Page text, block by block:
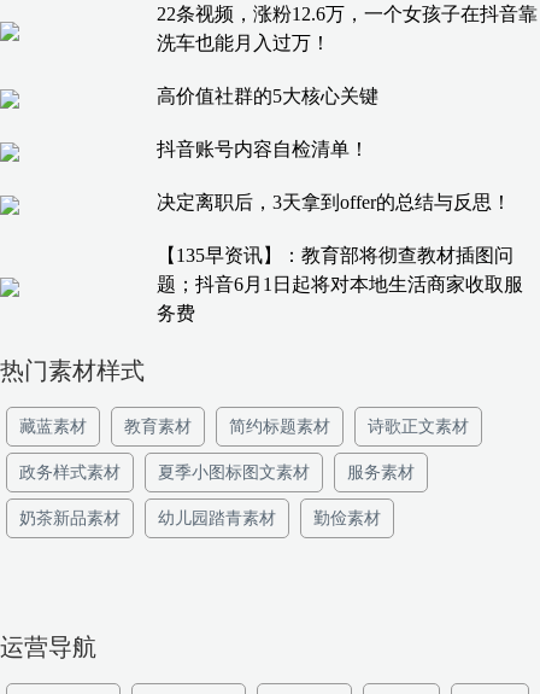
22条视频，涨粉12.6万，一个女孩子在抖音靠
洗车也能月入过万！
高价值社群的5大核心关键
抖音账号内容自检清单！
决定离职后，3天拿到offer的总结与反思！
【135早资讯】：教育部将彻查教材插图问
题；抖音6月1日起将对本地生活商家收取服
务费
热门素材样式
藏蓝素材 教育素材 简约标题素材 诗歌正文素材
政务样式素材 夏季小图标图文素材 服务素材
奶茶新品素材 幼儿园踏青素材 勤俭素材
运营导航